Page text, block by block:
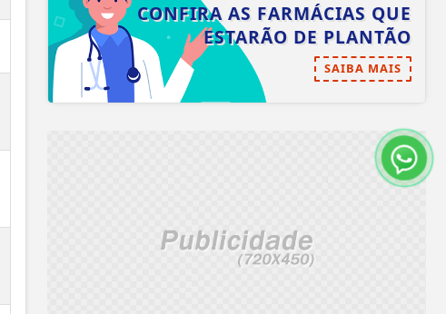
CONFIRA AS FARMÁCIAS QUE
ESTARÃO DE PLANTÃO
SAIBA MAIS